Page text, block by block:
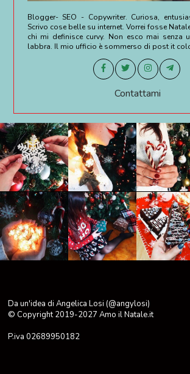
Blogger- SEO - Copywriter. Curiosa,
Scrivo cose belle su internet. Vorrei fosse
chi mi definisce curvy. Non esco mai senza
labbra. Il mio ufficio è sommerso di post it
Contattami
Da un'idea di Angelica Losi (@angylosi)
© Copyright 2019-2027Amo il Natale.it
P.iva 02689950182